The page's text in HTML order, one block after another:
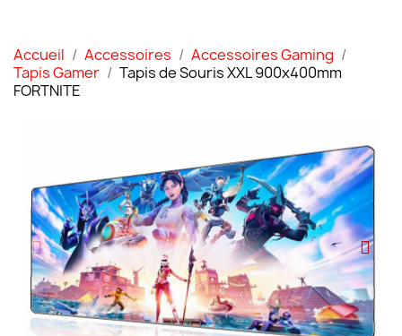
Accueil Accessoires
Accessoires Gaming
Tapis Gamer
Tapis de Souris XXL 900x400mm
FORTNITE